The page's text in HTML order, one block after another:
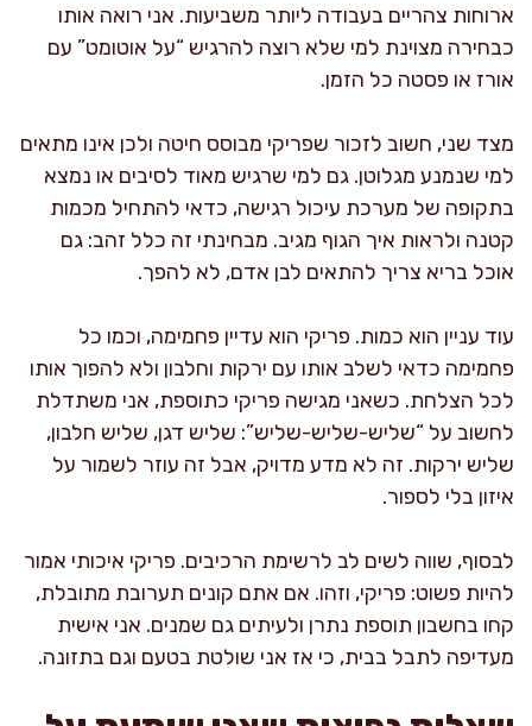
ארוחות צהריים בעבודה ליותר משביעות. אני רואה אותו
כבחירה מצוינת למי שלא רוצה להרגיש “על אוטומט” עם
אורז או פסטה כל הזמן.
מצד שני, חשוב לזכור שפריקי מבוסס חיטה ולכן אינו מתאים
למי שנמנע מגלוטן. גם למי שרגיש מאוד לסיבים או נמצא
בתקופה של מערכת עיכול רגישה, כדאי להתחיל מכמות
קטנה ולראות איך הגוף מגיב. מבחינתי זה כלל זהב: גם
אוכל בריא צריך להתאים לבן אדם, לא להפך.
עוד עניין הוא כמות. פריקי הוא עדיין פחמימה, וכמו כל
פחמימה כדאי לשלב אותו עם ירקות וחלבון ולא להפוך אותו
לכל הצלחת. כשאני מגישה פריקי כתוספת, אני משתדלת
לחשוב על “שליש-שליש-שליש”: שליש דגן, שליש חלבון,
שליש ירקות. זה לא מדע מדויק, אבל זה עוזר לשמור על
איזון בלי לספור.
לבסוף, שווה לשים לב לרשימת הרכיבים. פריקי איכותי אמור
להיות פשוט: פריקי, וזהו. אם אתם קונים תערובת מתובלת,
קחו בחשבון תוספת נתרן ולעיתים גם שמנים. אני אישית
מעדיפה לתבל בבית, כי אז אני שולטת בטעם וגם בתזונה.